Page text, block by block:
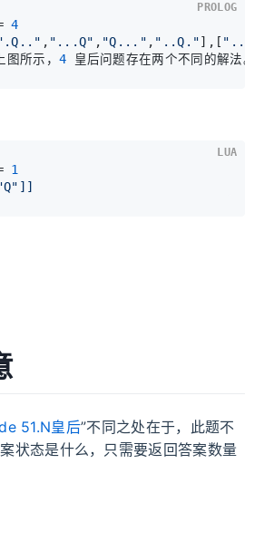
4
, "...Q" , "Q..." , "..Q."],[ "..Q."
所示， 4 皇后问题存在两个不同的解法。
PROLOG
1
LUA
51.N皇后”不同之处在于，此题不
状态是什么，只需要返回答案数量